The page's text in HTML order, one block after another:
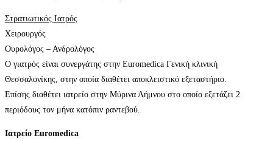
Στρατιωτικός Ιατρός
Χειρουργός
Ουρολόγος – Ανδρολόγος
Ο γιατρός είναι συνεργάτης στην Euromedica Γενική κλινική
Θεσσαλονίκης, στην οποία διαθέτει αποκλειστικό εξεταστήριο.
Επίσης διαθέτει ιατρείο στην Μύρινα Λήμνου στο οποίο εξετάζει 2
περιόδους τον μήνα κατόπιν ραντεβού.
Ιατρείο Euromedica